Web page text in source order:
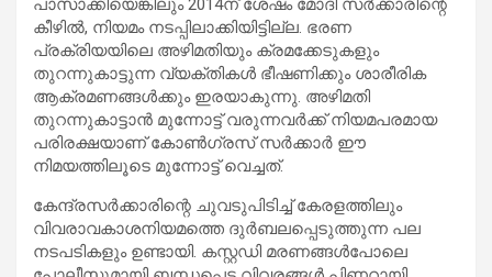
കീഴില്‍, നിയമം നടപ്പിലാക്കിയിട്ടില്ല. ഭരണ
പ്രക്രിയയിലെ അഴിമതിയും ക്രമക്കേടുകളും
തുറന്നുകാട്ടുന്ന വ്യക്തികള്‍ ഭീഷണിക്കും ശാരീരിക
ആക്രമണങ്ങള്‍ക്കും ഇരയാകുന്നു. അഴിമതി
തുറന്നുകാട്ടാന്‍ മുന്നോട്ട് വരുന്നവര്‍ക്ക് നിയമപരമായ
പരിരക്ഷയാണ് കോണ്‍ഗ്രസ് സര്‍ക്കാര്‍ ഈ
നിമയത്തിലൂടെ മുന്നോട്ട് വെച്ചത്.
കേന്ദ്രസര്‍ക്കാരിന്റെ ചുവടുപിടിച്ച് കേരളത്തിലും
വിവരാവകാശനിയമത്തെ ദുര്‍ബലപ്പെടുത്തുന്ന പല
നടപടികളും ഉണ്ടായി. കസ്റ്റഡി മരണങ്ങള്‍പോലെ